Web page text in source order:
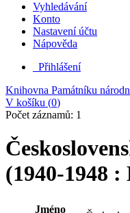
Vyhledávání
Konto
Nastavení účtu
Nápověda
Přihlášení
Knihovna Památníku
V košíku (0)
Počet záznamů: 1
(1940-1948 :
Jméno